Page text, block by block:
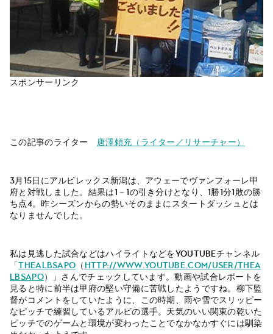
スポンサーリンク
この記事のライター 唐澤頼充（ライター／リサーチャー）
3月15日にアルビレックス新潟は、アウェーでヴァンフォーレ甲
府と対戦しました。結果は1－1の引き分けとなり、1勝1分1敗の勝
ち点4。昨シーズンからの勢いそのままにスタートダッシュとは
なりませんでした。
私は見逃した試合などはハイライトなどをYoutubeチャンネル
「TheAlbsapo （ http://www.youtube.com/user/TheA
lbsapo）」さんでチェックしています。動画や試合レポートを
見ると特に前半は甲府の堅い守備に苦戦したようですね。柳下監
督がコメントをしていたように、この時期、雨や雪でスリッピー
なピッチで練習しているアルビの選手。天気のいい関東の乾いた
ピッチでのゲームと環境が変わったことでなかなかすぐには馴染